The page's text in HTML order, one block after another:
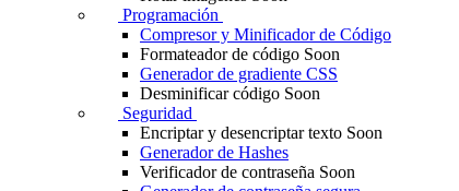
Programación
Compresor y Minificador de Código
Formateador de código Soon
Generador de gradiente CSS
Desminificar código Soon
Seguridad
Encriptar y desencriptar texto Soon
Generador de Hashes
Verificador de contraseña Soon